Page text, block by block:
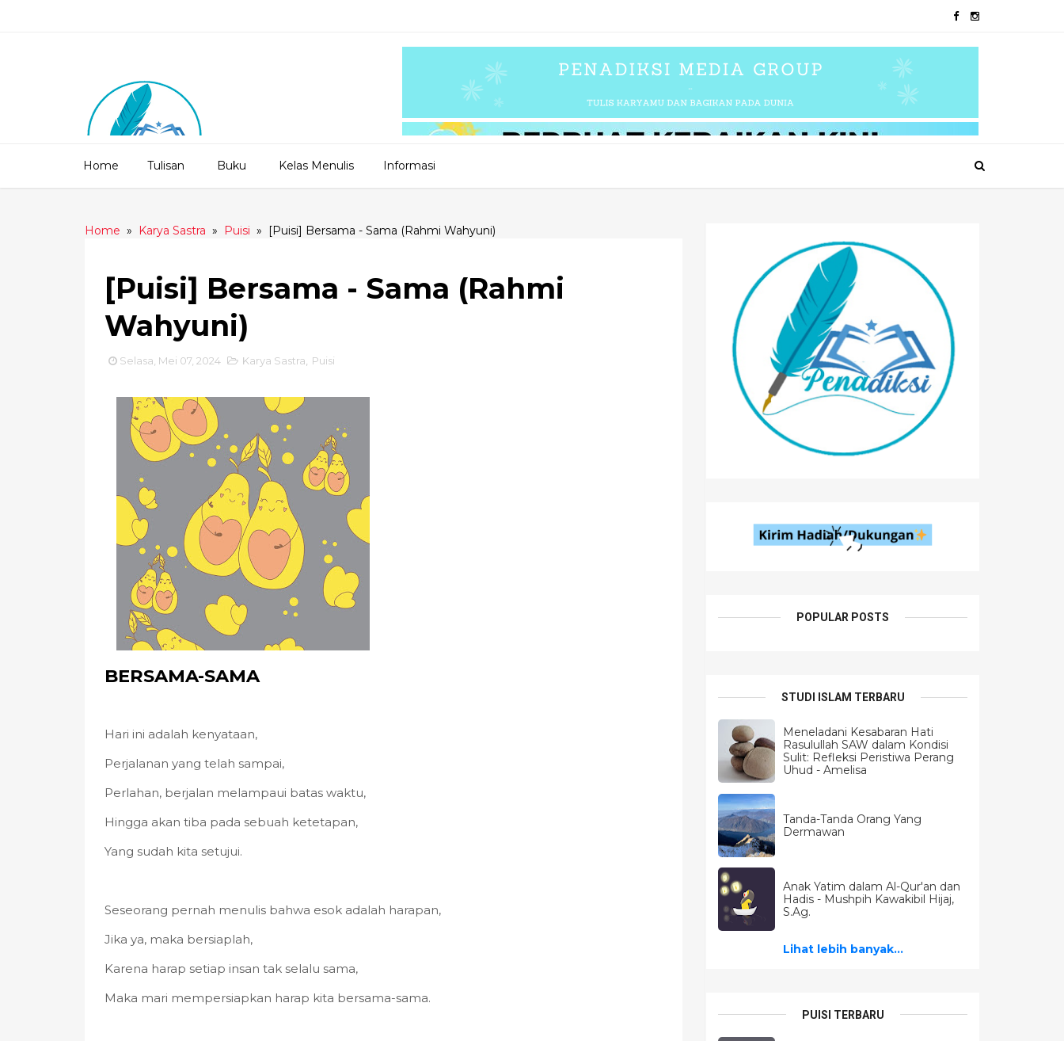
Home Tulisan Buku Kelas Menulis Informasi
Home » Karya Sastra » Puisi » [Puisi] Bersama - Sama (Rahmi Wahyuni)
[Puisi] Bersama - Sama (Rahmi
Wahyuni)
Selasa, Mei 07, 2024 Karya Sastra Puisi
BERSAMA-SAMA
Hari ini adalah kenyataan,
Perjalanan yang telah sampai,
Perlahan, berjalan melampaui batas waktu,
Hingga akan tiba pada sebuah ketetapan,
Yang sudah kita setujui.
Seseorang pernah menulis bahwa esok adalah harapan,
Jika ya, maka bersiaplah,
Karena harap setiap insan tak selalu sama,
Maka mari mempersiapkan harap kita bersama-sama.
POPULAR POSTS
STUDI ISLAM TERBARU
Meneladani Kesabaran Hati
Rasulullah SAW dalam Kondisi
Sulit: Refleksi Peristiwa Perang
Uhud - Amelisa
Tanda-Tanda Orang Yang
Dermawan
Anak Yatim dalam Al-Qur'an dan
Hadis - Mushpih Kawakibil Hijaj,
S.Ag.
Lihat lebih banyak...
PUISI TERBARU